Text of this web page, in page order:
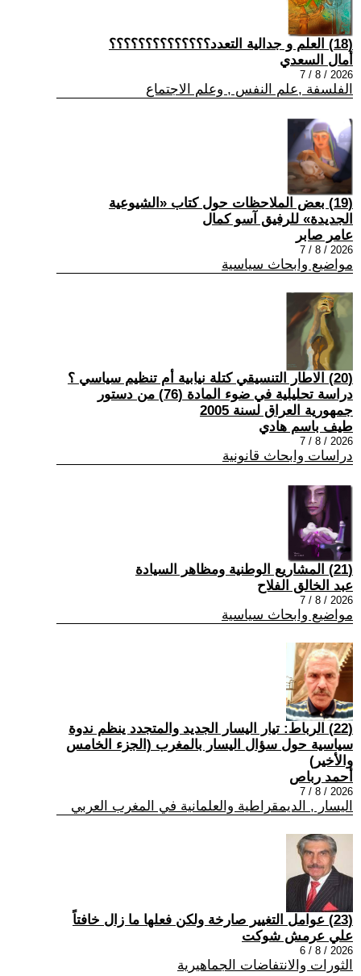
(18) العلم و جدالية التعدد؟؟؟؟؟؟؟؟؟؟؟؟؟؟
أمال السعدي
2026 / 8 / 7
الفلسفة ,علم النفس , وعلم الاجتماع
(19) بعض الملاحظات حول كتاب «الشيوعية
الجديدة» للرفيق آسو كمال
عامر صابر
2026 / 8 / 7
مواضيع وابحاث سياسية
(20) الاطار التنسيقي كتلة نيابية أم تنظيم سياسي ؟
دراسة تحليلية في ضوء المادة (76) من دستور
جمهورية العراق لسنة 2005
طيف باسم هادي
2026 / 8 / 7
دراسات وابحاث قانونية
(21) المشاريع الوطنية ومظاهر السيادة
عبد الخالق الفلاح
2026 / 8 / 7
مواضيع وابحاث سياسية
(22) الرباط: تيار اليسار الجديد والمتجدد ينظم ندوة
سياسية حول سؤال اليسار بالمغرب (الجزء الخامس
والأخير)
أحمد رباص
2026 / 8 / 7
اليسار , الديمقراطية والعلمانية في المغرب العربي
(23) عوامل التغيير صارخة ولكن فعلها ما زال خافتاً
علي عرمش شوكت
2026 / 8 / 6
الثورات والانتفاضات الجماهيرية